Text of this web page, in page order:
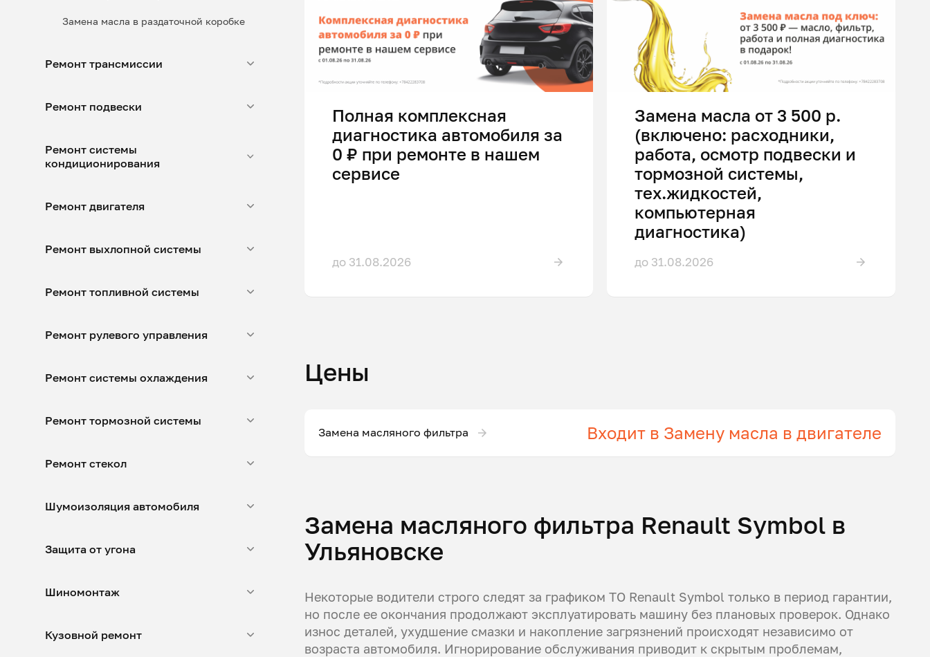
Замена масла в раздаточной коробке
Ремонт трансмиссии
Ремонт подвески
Ремонт системы
кондиционирования
Ремонт двигателя
Ремонт выхлопной системы
Ремонт топливной системы
Ремонт рулевого управления
Ремонт системы охлаждения
Ремонт тормозной системы
Ремонт стекол
Шумоизоляция автомобиля
Защита от угона
Шиномонтаж
Кузовной ремонт
Полная комплексная
диагностика автомобиля за
0 ₽ при ремонте в нашем
сервисе
до 31.08.2026
Замена масла от 3 500 р.
(включено: расходники,
работа, осмотр подвески и
тормозной системы,
тех.жидкостей,
компьютерная
диагностика)
до 31.08.2026
Цены
Замена масляного фильтра Входит в Замену масла в двигателе
Замена масляного фильтра Renault Symbol в
Ульяновске
Некоторые водители строго следят за графиком ТО Renault Symbol только в период гарантии,
но после ее окончания продолжают эксплуатировать машину без плановых проверок. Однако
износ деталей, ухудшение смазки и накопление загрязнений происходят независимо от
возраста автомобиля. Игнорирование обслуживания приводит к скрытым проблемам,